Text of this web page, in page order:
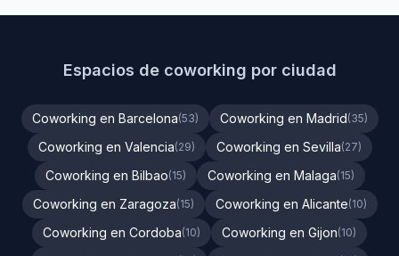
Espacios de coworking por ciudad
Coworking en Barcelona(53) Coworking en Madrid(35)
Coworking en Valencia(29) Coworking en Sevilla(27)
Coworking en Bilbao(15) Coworking en Malaga(15)
Coworking en Zaragoza(15) Coworking en Alicante(10)
Coworking en Cordoba(10) Coworking en Gijon(10)